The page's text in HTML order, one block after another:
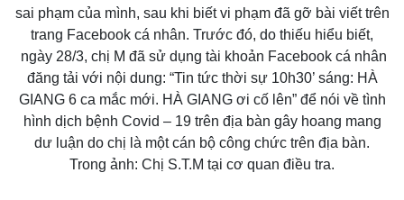
Multimedia
sai phạm của mình, sau khi biết vi phạm đã gỡ bài viết trên
trang Facebook cá nhân. Trước đó, do thiếu hiểu biết,
ngày 28/3, chị M đã sử dụng tài khoản Facebook cá nhân
đăng tải với nội dung: “Tin tức thời sự 10h30’ sáng: HÀ
GIANG 6 ca mắc mới. HÀ GIANG ơi cố lên” để nói về tình
hình dịch bệnh Covid – 19 trên địa bàn gây hoang mang
dư luận do chị là một cán bộ công chức trên địa bàn.
Trong ảnh: Chị S.T.M tại cơ quan điều tra.